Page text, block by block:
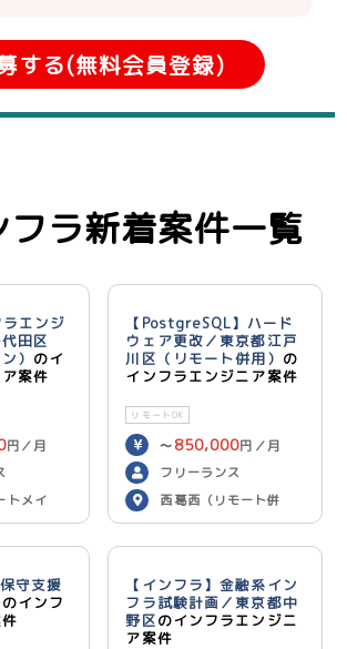
する(無料会員登録)
フラ新着案件一覧
ラエンジ
田区
） のイ
案件
円／月
トメイ
【PostgreSQL】ハード
ウェア更改／東京都江戸
川区（リモート併用） の
インフラエンジニア案件
リモートOK
〜 850,000円／月
フリーランス
西葛西（リモート併
用）
守支援
のインフ
【インフラ】金融系イン
フラ試験計画／東京都中
野区のインフラエンジニ
ア案件